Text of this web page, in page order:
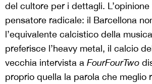
del cultore per i dettagli.
pensatore radicale: il Barcellona
l’equivalente calcistico della
preferisce l’heavy metal, il calcio
vecchia intervista a FourFourTwo
proprio quella la parola che meglio